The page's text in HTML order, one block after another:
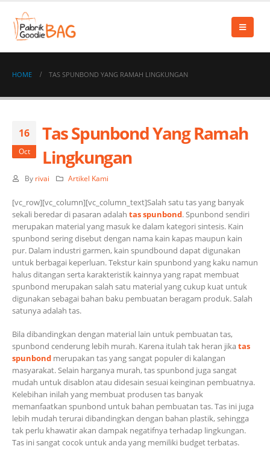
HOME TAS SPUNBOND YANG RAMAH LINGKUNGAN
16
Oct
Tas Spunbond Yang Ramah
Lingkungan
By rivai Artikel Kami
[vc_row][vc_column][vc_column_text]Salah satu tas yang banyak
sekali beredar di pasaran adalah tas spunbond. Spunbond sendiri
merupakan material yang masuk ke dalam kategori sintesis. Kain
spunbond sering disebut dengan nama kain kapas maupun kain
pur. Dalam industri garmen, kain spundbound dapat digunakan
untuk berbagai keperluan. Tekstur kain spunbond yang kaku namun
halus ditangan serta karakteristik kainnya yang rapat membuat
spunbond merupakan salah satu material yang cukup kuat untuk
digunakan sebagai bahan baku pembuatan beragam produk. Salah
satunya adalah tas.
Bila dibandingkan dengan material lain untuk pembuatan tas,
spunbond cenderung lebih murah. Karena itulah tak heran jikatas
spunbond merupakan tas yang sangat populer di kalangan
masyarakat. Selain harganya murah, tas spunbond juga sangat
mudah untuk disablon atau didesain sesuai keinginan pembuatnya.
Kelebihan inilah yang membuat produsen tas banyak
memanfaatkan spunbond untuk bahan pembuatan tas. Tas ini juga
lebih mudah terurai dibandingkan dengan bahan plastik, sehingga
tak perlu khawatir akan dampak negatifnya terhadap lingkungan.
Tas ini sangat cocok untuk anda yang memiliki budget terbatas.